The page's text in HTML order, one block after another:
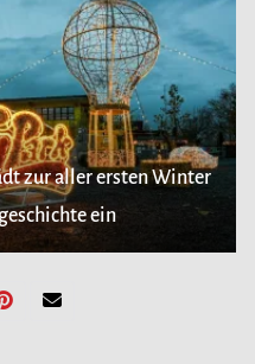
zur aller ersten Winter
ein